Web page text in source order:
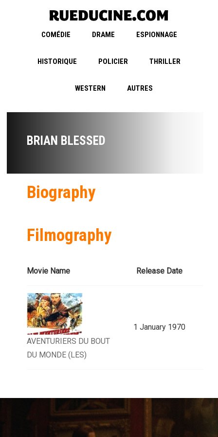
COMÉDIE DRAME ESPIONNAGE
HISTORIQUE POLICIER THRILLER
WESTERN AUTRES
BRIAN BLESSED
Biography
Filmography
Movie Name Release Date
AVENTURIERS DU BOUT
DU MONDE (LES)
1 January 1970